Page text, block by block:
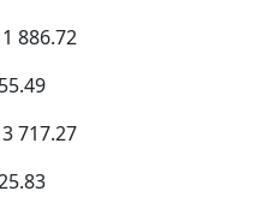
886.72
717.27